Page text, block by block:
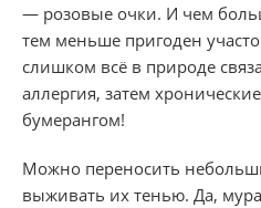
— розовые очки. И чем
тем меньше пригоден
слишком всё в природе
аллергия, затем
бумерангом!
Можно переносить
выживать их тенью. Да,